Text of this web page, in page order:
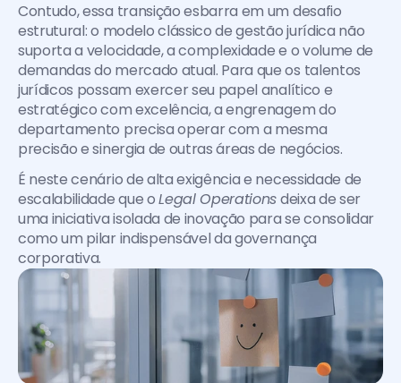
Contudo, essa transição esbarra em um desafio
estrutural: o modelo clássico de gestão jurídica não
suporta a velocidade, a complexidade e o volume de
demandas do mercado atual. Para que os talentos
jurídicos possam exercer seu papel analítico e
estratégico com excelência, a engrenagem do
departamento precisa operar com a mesma
precisão e sinergia de outras áreas de negócios.
É neste cenário de alta exigência e necessidade de
escalabilidade que o Legal Operations deixa de ser
uma iniciativa isolada de inovação para se consolidar
como um pilar indispensável da governança
corporativa.